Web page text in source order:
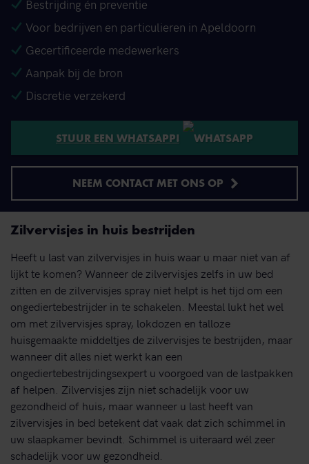
Bestrijding én preventie
Voor bedrijven en particulieren in Apeldoorn
Gecertificeerde medewerkers
Aanpak bij de bron
Discretie verzekerd
STUUR EEN WHATSAPP!
NEEM CONTACT MET ONS OP
Zilvervisjes in huis bestrijden
Heeft u last van zilvervisjes in huis waar u maar niet van af
lijkt te komen? Wanneer de zilvervisjes zelfs in uw bed
zitten en de zilvervisjes spray niet helpt is het tijd om een
ongediertebestrijder in te schakelen. Meestal lukt het wel
om met zilvervisjes spray, lokdozen en talloze
huisgemaakte middeltjes de zilvervisjes te bestrijden, maar
wanneer dit alles niet werkt kan een
ongediertebestrijdingsexpert u voorgoed van de lastpakken
af helpen. Zilvervisjes zijn niet schadelijk voor uw
gezondheid of huis, maar wanneer u last heeft van
zilvervisjes in bed betekent dat vaak dat zich schimmel in
uw slaapkamer bevindt. Schimmel is uiteraard wél zeer
schadelijk voor uw gezondheid.